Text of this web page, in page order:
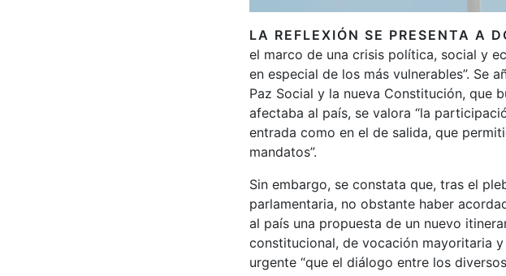
LA REFLEXIÓN SE PRESENTA A
el marco de una crisis política, social y
en especial de los más vulnerables”. Se
Paz Social y la nueva Constitución, que
afectaba al país, se valora “la
entrada como en el de salida, que
mandatos”.
Sin embargo, se constata que, tras el
parlamentaria, no obstante haber
al país una propuesta de un nuevo
constitucional, de vocación mayoritaria
urgente “que el diálogo entre los